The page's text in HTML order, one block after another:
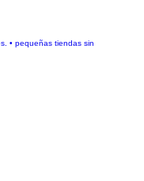
• pequeñas tiendas sin